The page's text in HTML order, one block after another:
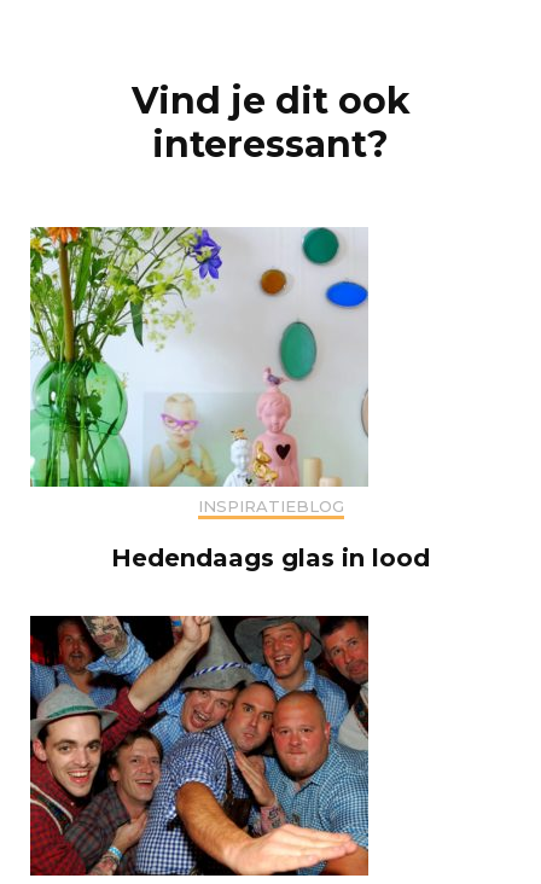
NavigationVind je dit ook
interessant?
INSPIRATIEBLOG
Hedendaags glas in lood